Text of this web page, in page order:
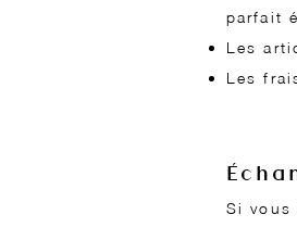
parfait
Les
Les
Si vous